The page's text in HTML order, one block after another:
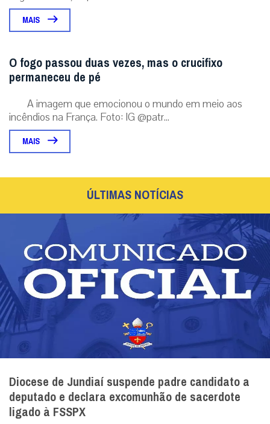
MAIS
O fogo passou duas vezes, mas o crucifixo
permaneceu de pé
A imagem que emocionou o mundo em meio aos
incêndios na França. Foto: IG @patr...
MAIS
ÚLTIMAS NOTÍCIAS
Diocese de Jundiaí suspende padre candidato a
deputado e declara excomunhão de sacerdote
ligado à FSSPX